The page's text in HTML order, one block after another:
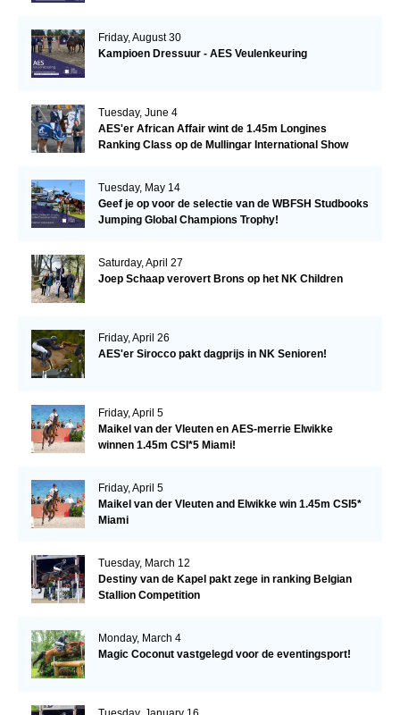
Friday, August 30
Kampioen Dressuur - AES Veulenkeuring
Tuesday, June 4
AES'er African Affair wint de 1.45m Longines
Ranking Class op de Mullingar International Show
Tuesday, May 14
Geef je op voor de selectie van de WBFSH Studbooks
Jumping Global Champions Trophy!
Saturday, April 27
Joep Schaap verovert Brons op het NK Children
Friday, April 26
AES'er Sirocco pakt dagprijs in NK Senioren!
Friday, April 5
Maikel van der Vleuten en AES-merrie Elwikke
winnen 1.45m CSI*5 Miami!
Friday, April 5
Maikel van der Vleuten and Elwikke win 1.45m CSI5*
Miami
Tuesday, March 12
Destiny van de Kapel pakt zege in ranking Belgian
Stallion Competition
Monday, March 4
Magic Coconut vastgelegd voor de eventingsport!